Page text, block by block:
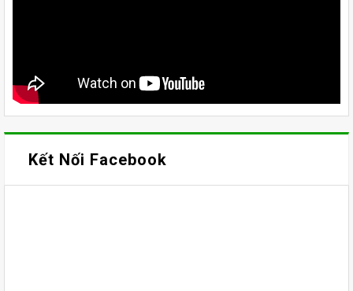
Kết Nối Facebook